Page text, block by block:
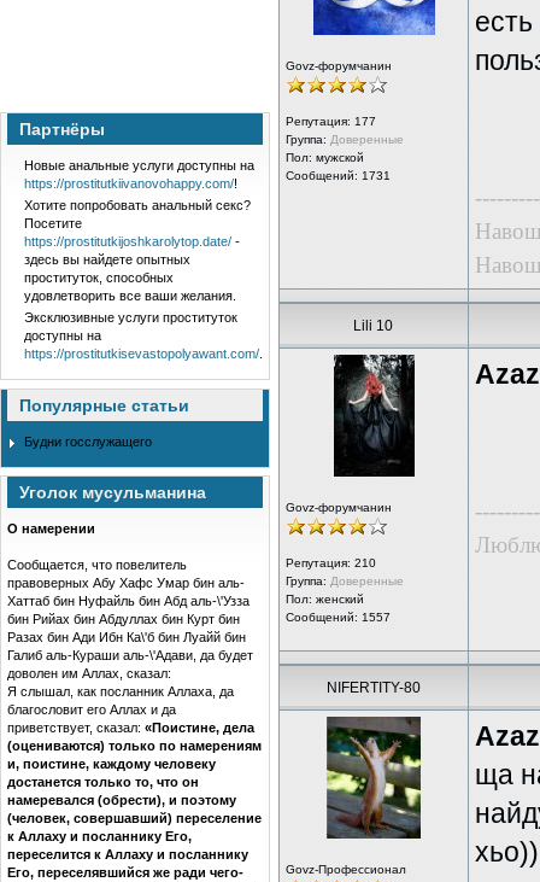
Партнёры
Новые анальные услуги доступны на
https://prostitutkiivanovohappy.com/!
Хотите попробовать анальный секс?
Посетите
https://prostitutkijoshkarolytop.date/ -
здесь вы найдете опытных
проституток, способных
удовлетворить все ваши желания.
Эксклюзивные услуги проституток
доступны на
https://prostitutkisevastopolyawant.com/
Популярные статьи
Будни госслужащего
Уголок мусульманина
О намерении
Сообщается, что повелитель
правоверных Абу Хафс Умар бин аль-
Хаттаб бин Нуфайль бин Абд аль-\'Узза
бин Рийах бин Абдуллах бин Курт бин
Разах бин Ади Ибн Ка\'б бин Луайй бин
Галиб аль-Кураши аль-\'Адави, да будет
доволен им Аллах, сказал:
Я слышал, как посланник Аллаха, да
благословит его Аллах и да
приветствует, сказал: «Поистине, дела
(оцениваются) только по намерениям
и, поистине, каждому человеку
достанется только то, что он
намеревался (обрести), и поэтому
(человек, совершавший) переселение
к Аллаху и посланнику Его,
переселится к Аллаху и посланнику
Его, переселявшийся же ради чего-
Govz-форумчанин
Репутация: 177
Группа: Доверенные
Пол: мужской
Сообщений: 1731
Lili 10
Govz-форумчанин
Репутация: 210
Группа: Доверенные
Пол: женский
Сообщений: 1557
NIFERTITY-80
Govz-Профессионал
ща
хьо))